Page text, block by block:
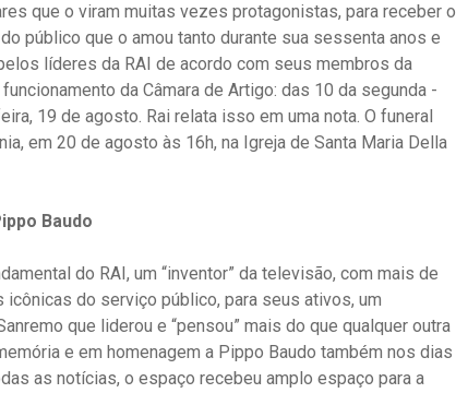
que o viram muitas vezes protagonistas, para receber o
público que o amou tanto durante sua sessenta anos e
líderes da RAI de acordo com seus membros da
da Câmara de Artigo: das 10 da segunda -
19 de agosto. Rai relata isso em uma nota. O funeral
em 20 de agosto às 16h, na Igreja de Santa Maria Della
Baudo
do RAI, um “inventor” da televisão, com mais de
do serviço público, para seus ativos, um
que liderou e “pensou” mais do que qualquer outra
e em homenagem a Pippo Baudo também nos dias
as notícias, o espaço recebeu amplo espaço para a